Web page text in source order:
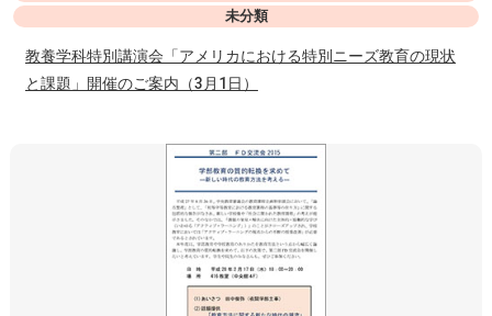
未分類
教養学科特別講演会「アメリカにおける特別ニーズ教育の現状
と課題」開催のご案内（3月1日）